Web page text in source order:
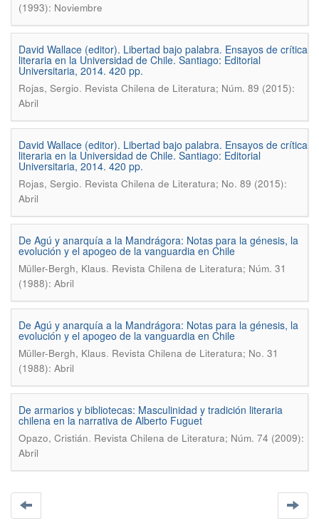
(1993): Noviembre
David Wallace (editor). Libertad bajo palabra. Ensayos de crítica
literaria en la Universidad de Chile. Santiago: Editorial
Universitaria, 2014. 420 pp.
Rojas, Sergio. Revista Chilena de Literatura; Núm. 89 (2015):
Abril
David Wallace (editor). Libertad bajo palabra. Ensayos de crítica
literaria en la Universidad de Chile. Santiago: Editorial
Universitaria, 2014. 420 pp.
Rojas, Sergio. Revista Chilena de Literatura; No. 89 (2015):
Abril
De Agú y anarquía a la Mandrágora: Notas para la génesis, la
evolución y el apogeo de la vanguardia en Chile
Müller-Bergh, Klaus. Revista Chilena de Literatura; Núm. 31
(1988): Abril
De Agú y anarquía a la Mandrágora: Notas para la génesis, la
evolución y el apogeo de la vanguardia en Chile
Müller-Bergh, Klaus. Revista Chilena de Literatura; No. 31
(1988): Abril
De armarios y bibliotecas: Masculinidad y tradición literaria
chilena en la narrativa de Alberto Fuguet
Opazo, Cristián. Revista Chilena de Literatura; Núm. 74 (2009):
Abril